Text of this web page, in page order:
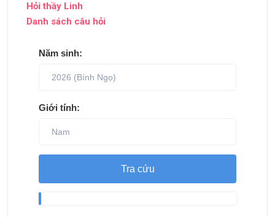
Hỏi thầy Linh
Danh sách câu hỏi
Năm sinh:
Giới tính:
Tra cứu